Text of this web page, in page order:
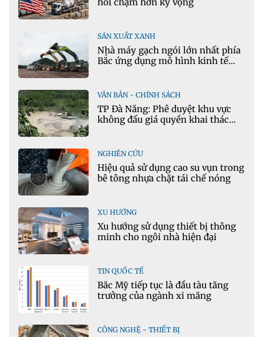
SẢN XUẤT XANH
Nhà máy gạch ngói lớn nhất phía
Bắc ứng dụng mô hình kinh tế
VĂN BẢN - CHÍNH SÁCH
TP Đà Nẵng: Phê duyệt khu vực
không đấu giá quyền khai thác
NGHIÊN CỨU
Hiệu quả sử dụng cao su vụn trong
bê tông nhựa chặt tái chế nóng
XU HƯỚNG
Xu hướng sử dụng thiết bị thông
minh cho ngôi nhà hiện đại
TIN QUỐC TẾ
Bắc Mỹ tiếp tục là đầu tàu tăng
trưởng của ngành xi măng
CÔNG NGHỆ - THIẾT BỊ